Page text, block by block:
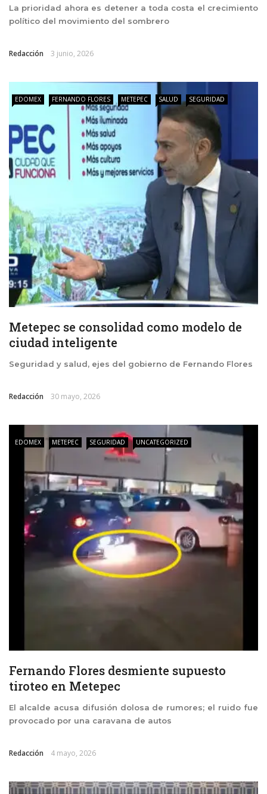
La prioridad ahora es detener a toda costa el crecimiento
político del movimiento del sombrero
Redacción 3 junio, 2026
EDOMEX FERNANDO FLORES METEPEC SALUD SEGURIDAD
Metepec se consolidad como modelo de
ciudad inteligente
Seguridad y salud, ejes del gobierno de Fernando Flores
Redacción 30 mayo, 2026
EDOMEX METEPEC SEGURIDAD UNCATEGORIZED
Fernando Flores desmiente supuesto
tiroteo en Metepec
El alcalde acusa difusión dolosa de rumores; el ruido fue
provocado por una caravana de autos
Redacción 4 mayo, 2026